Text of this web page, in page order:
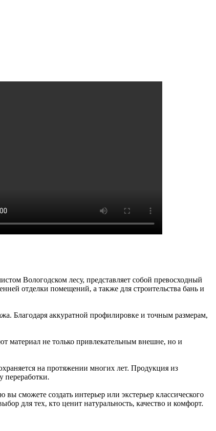
Вологодском лесу, представляет собой превосходный
отделки помещений, а также для строительства бань и
Благодаря аккуратной профилировке и точным размерам,
материал не только привлекательным внешне, но и
на протяжении многих лет. Продукция из
переработки.
сможете создать интерьер или экстерьер классического
для тех, кто ценит натуральность, качество и комфорт.